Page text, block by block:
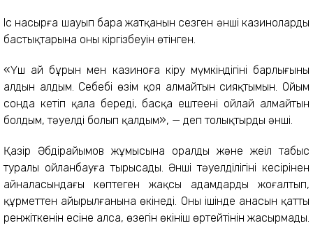
Іс насырға шауып бара жатқанын сезген әнші казинолардың
бастықтарына оны кіргізбеуін өтінген.
«Үш ай бұрын мен казиноға кіру мүмкіндігінің барлығының
алдын алдым. Себебі өзім қоя алмайтын сияқтымын. Ойым
сонда кетіп қала береді, басқа ештеңені ойлай алмайтын
болдым, тәуелді болып қалдым», — деп толықтырды әнші.
Қазір Әбдірайымов жұмысына оралды және жеңіл табыс
туралы ойланбауға тырысады. Әнші тәуелділігінің кесірінен
айналасындағы көптеген жақсы адамдарды жоғалтып,
құрметтен айырылғанына өкінеді. Оның ішінде анасын қатты
ренжіткенін есіне алса, өзегін өкініш өртейтінін жасырмады.